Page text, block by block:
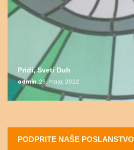
Pridi, Sveti Duh
admin 26. maja, 2022
PODPRITE NAŠE POSLANSTVO